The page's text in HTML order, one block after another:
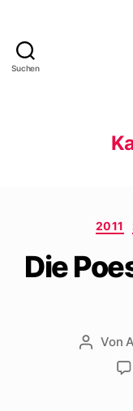
Suchen
2011
Die
Von